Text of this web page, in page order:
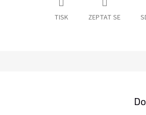
TISK ZEPTAT SE